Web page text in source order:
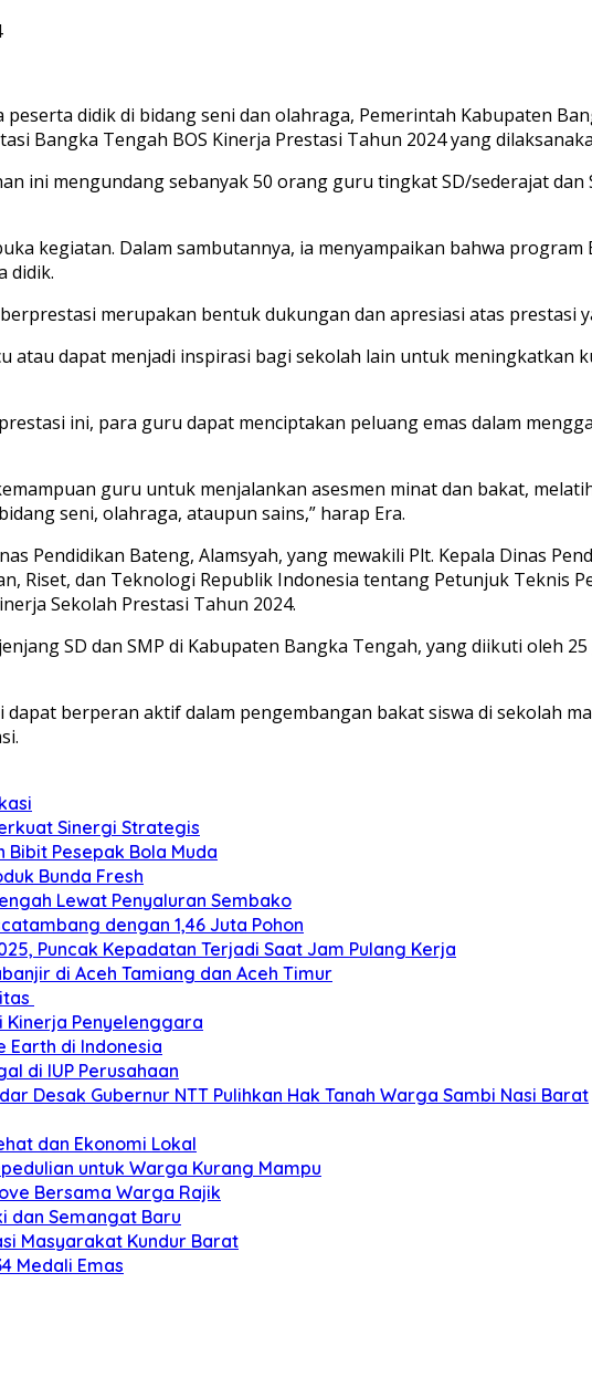
didik di bidang seni dan olahraga, Pemerintah Kabupaten
Bangka Tengah BOS Kinerja Prestasi Tahun 2024 yang
ini mengundang sebanyak 50 orang guru tingkat SD/sederajat
kegiatan. Dalam sambutannya, ia menyampaikan bahwa
didik.
merupakan bentuk dukungan dan apresiasi atas prestasi
atau dapat menjadi inspirasi bagi sekolah lain untuk meningkatkan
ini, para guru dapat menciptakan peluang emas dalam
guru untuk menjalankan asesmen minat dan bakat,
seni, olahraga, ataupun sains,” harap Era.
Pendidikan Bateng, Alamsyah, yang mewakili Plt. Kepala Dinas
Riset, dan Teknologi Republik Indonesia tentang Petunjuk Teknis
Sekolah Prestasi Tahun 2024.
SD dan SMP di Kabupaten Bangka Tengah, yang diikuti oleh
berperan aktif dalam pengembangan bakat siswa di sekolah
Sinergi Strategis
Bibit Pesepak Bola Muda
Bunda Fresh
Lewat Penyaluran Sembako
dengan 1,46 Juta Pohon
Puncak Kepadatan Terjadi Saat Jam Pulang Kerja
di Aceh Tamiang dan Aceh Timur
Kinerja Penyelenggara
Earth di Indonesia
di IUP Perusahaan
Desak Gubernur NTT Pulihkan Hak Tanah Warga Sambi Nasi Barat
dan Ekonomi Lokal
untuk Warga Kurang Mampu
Bersama Warga Rajik
dan Semangat Baru
Masyarakat Kundur Barat
Medali Emas